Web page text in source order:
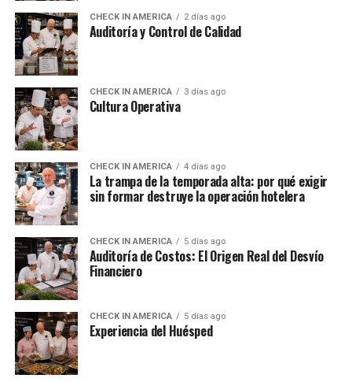
CHECK IN AMERICA 2 días ago
Auditoría y Control de Calidad
CHECK IN AMERICA 3 días ago
Cultura Operativa
CHECK IN AMERICA 4 días ago
La trampa de la temporada alta: por qué exigir
sin formar destruye la operación hotelera
CHECK IN AMERICA 5 días ago
Auditoría de Costos: El Origen Real del Desvío
Financiero
CHECK IN AMERICA 5 días ago
Experiencia del Huésped